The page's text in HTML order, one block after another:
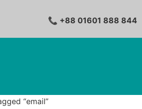
📞 +88 01601 888 844
“email”